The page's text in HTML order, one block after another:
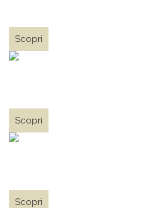
Scopri
Scopri
Scopri